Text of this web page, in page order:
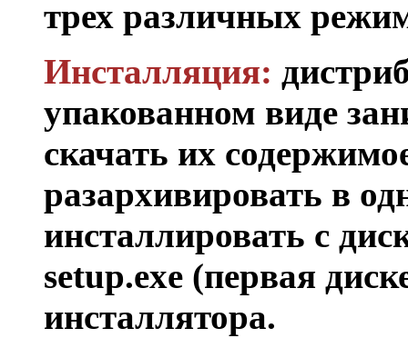
трех различных
Инсталляция:
упакованном виде
скачать их
разархивировать в
инсталлировать с
setup.exe (первая
инсталлятора.